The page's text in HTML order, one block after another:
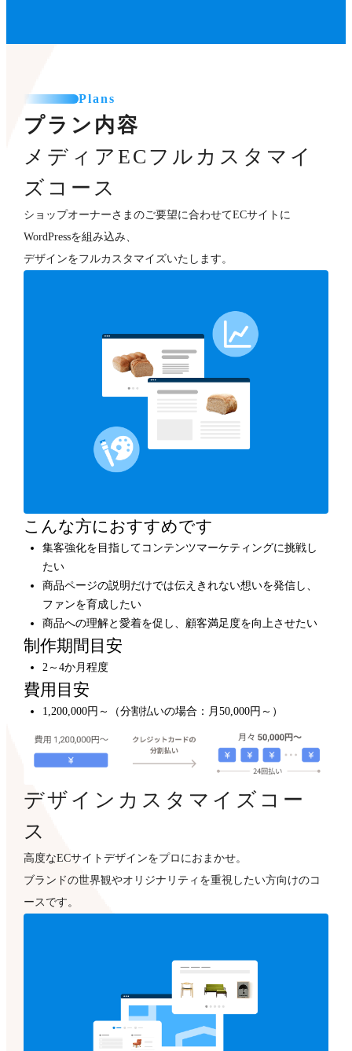
Plans
プラン内容
メディアECフルカスタマイ
ズコース
ショップオーナーさまのご要望に合わせてECサイトに
WordPressを組み込み、
デザインをフルカスタマイズいたします。
こんな方におすすめです
集客強化を目指してコンテンツマーケティングに挑戦し
たい
商品ページの説明だけでは伝えきれない想いを発信し、
ファンを育成したい
商品への理解と愛着を促し、顧客満足度を向上させたい
制作期間目安
2～4か月程度
費用目安
1,200,000円～（分割払いの場合：月50,000円～）
デザインカスタマイズコー
ス
高度なECサイトデザインをプロにおまかせ。
ブランドの世界観やオリジナリティを重視したい方向けのコ
ースです。